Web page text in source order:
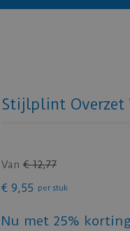
Stijlplint Overzet
Van € 12,77
€ 9,55 per stuk
Nu met 25%